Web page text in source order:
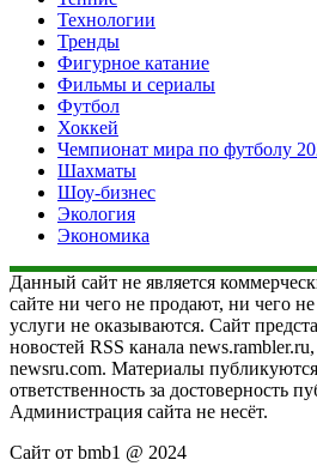
Технологии
Тренды
Фигурное катание
Фильмы и сериалы
Футбол
Хоккей
Чемпионат мира по футболу
Шахматы
Шоу-бизнес
Экология
Экономика
Данный сайт не является
сайте ни чего не продают, ни чего
услуги не оказываются. Сайт
новостей RSS канала
newsru.com. Материалы
ответственность за достоверность
Администрация сайта не несёт.
Сайт от bmb1 @ 2024